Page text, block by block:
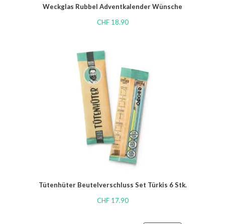
Weckglas Rubbel Adventkalender Wünsche
CHF18.90
Tütenhüter Beutelverschluss Set Türkis 6 Stk.
CHF17.90